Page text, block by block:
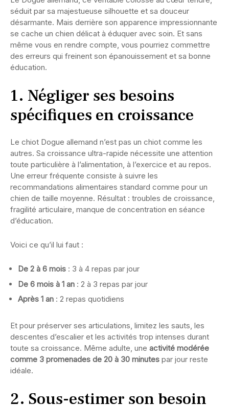
séduit par sa majestueuse silhouette et sa douceur
désarmante. Mais derrière son apparence impressionnante
se cache un chien délicat à éduquer avec soin. Et sans
même vous en rendre compte, vous pourriez commettre
des erreurs qui freinent son épanouissement et sa bonne
éducation.
1. Négliger ses besoins
spécifiques en croissance
Le chiot Dogue allemand n’est pas un chiot comme les
autres. Sa croissance ultra-rapide nécessite une attention
toute particulière à l’alimentation, à l’exercice et au repos.
Une erreur fréquente consiste à suivre les
recommandations alimentaires standard comme pour un
chien de taille moyenne. Résultat : troubles de croissance,
fragilité articulaire, manque de concentration en séance
d’éducation.
Voici ce qu’il lui faut :
De 2 à 6 mois : 3 à 4 repas par jour
De 6 mois à 1 an : 2 à 3 repas par jour
Après 1 an : 2 repas quotidiens
Et pour préserver ses articulations, limitez les sauts, les
descentes d’escalier et les activités trop intenses durant
toute sa croissance. Même adulte, une activité modérée
comme 3 promenades de 20 à 30 minutes par jour reste
idéale.
2. Sous-estimer son besoin